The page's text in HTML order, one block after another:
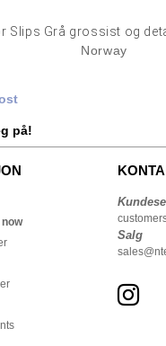
Slips Grå grossist og
Norway
på!
Salg